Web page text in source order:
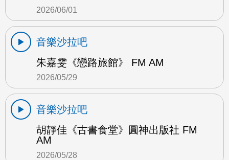
2026/06/01
音樂沙拉吧
朱嘉雯《戀路旅館》 FM AM
2026/05/29
音樂沙拉吧
胡靜佳《古書食堂》圓神出版社 FM
AM
2026/05/28